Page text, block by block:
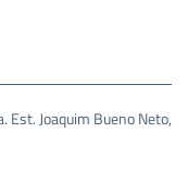
Est. Joaquim Bueno Neto,